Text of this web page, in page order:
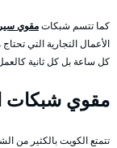
كما تتسم شبكاتمقوي
الأعمال التجارية التي
كل ساعة بل كل ثانية
مقوي شبكات
تتمتع الكويت بالكثير من